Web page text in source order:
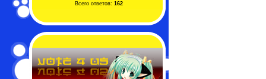
Всего ответов: 162